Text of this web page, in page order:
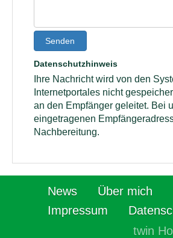
Senden
Datenschutzhinweis
Ihre Nachricht wird von den
Internetportales nicht
an den Empfänger geleitet. Bei
eingetragenen
Nachbereitung.
News Über mich
Impressum
twin